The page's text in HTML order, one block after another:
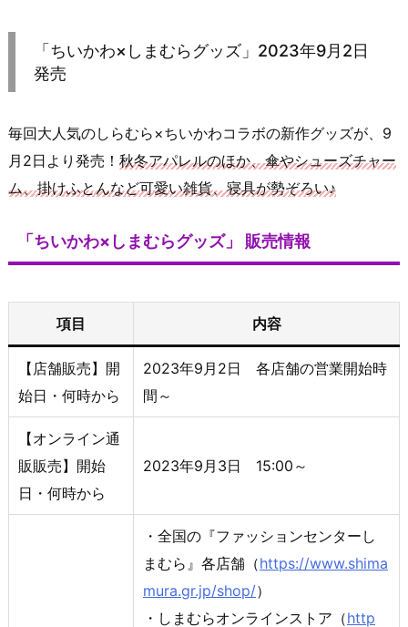
「ちいかわ×しまむらグッズ」2023年9月2日
発売
毎回大人気のしらむら×ちいかわコラボの新作グッズが、9
月2日より発売！ 秋冬アパレルのほか、傘やシューズチャー
ム、掛けふとんなど可愛い雑貨、寝具が勢ぞろい♪
「ちいかわ×しまむらグッズ」 販売情報
項目 内容
【店舗販売】開
始日・何時から
2023年9月2日 各店舗の営業開始時
間～
【オンライン通
販販売】開始
日・何時から
2023年9月3日 15:00～
・全国の『ファッションセンターし
まむら』各店舗（https://www.shima
mura.gr.jp/shop/）
・しまむらオンラインストア（http